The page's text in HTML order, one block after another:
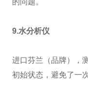
的问题。
9.水分析仪
进口芬兰 （品牌），
初始状态，避免了一